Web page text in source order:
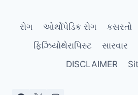
રોગ ઓર્થોપેડિક રોગ કસરતો
ફિઝિયોથેરાપિસ્ટ
સારવાર
DISCLAIMER